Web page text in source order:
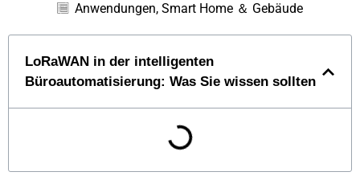
Anwendungen, Smart Home ＆ Gebäude
LoRaWAN in der intelligenten
Büroautomatisierung: Was Sie wissen sollten